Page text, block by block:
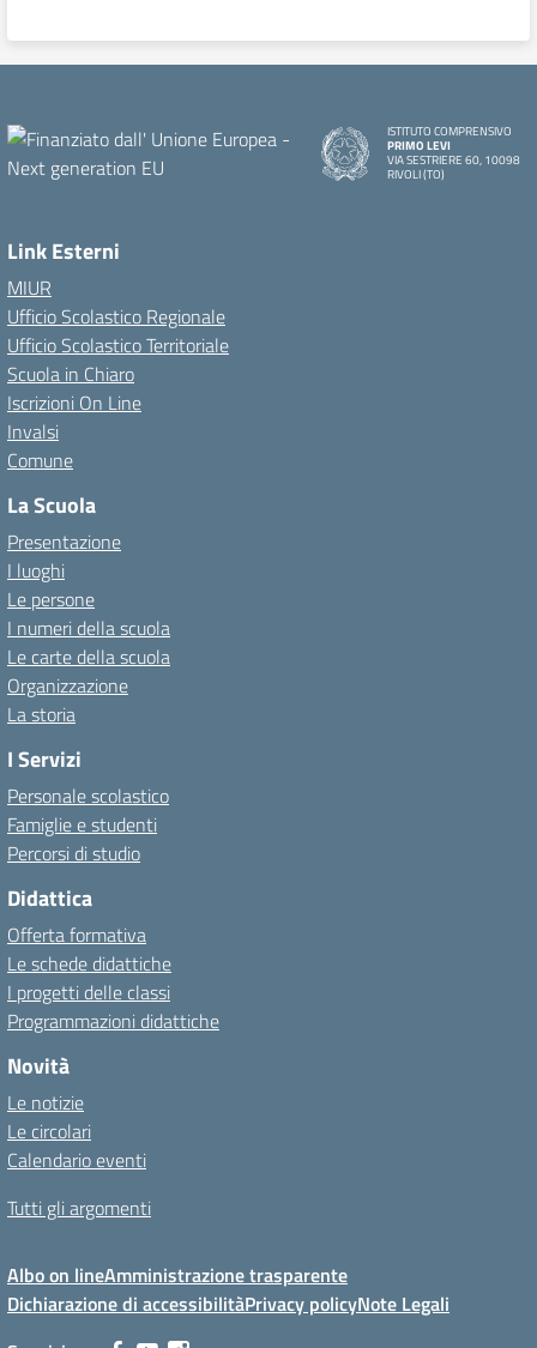
ISTITUTO COMPRENSIVO
PRIMO LEVI
VIA SESTRIERE 60, 10098
RIVOLI (TO)
Link Esterni
MIUR
Ufficio Scolastico Regionale
Ufficio Scolastico Territoriale
Scuola in Chiaro
Iscrizioni On Line
Invalsi
Comune
La Scuola
Presentazione
I luoghi
Le persone
I numeri della scuola
Le carte della scuola
Organizzazione
La storia
I Servizi
Personale scolastico
Famiglie e studenti
Percorsi di studio
Didattica
Offerta formativa
Le schede didattiche
I progetti delle classi
Programmazioni didattiche
Novità
Le notizie
Le circolari
Calendario eventi
Tutti gli argomenti
Albo on lineAmministrazione trasparente
Dichiarazione di accessibilitàPrivacy policyNote Legali